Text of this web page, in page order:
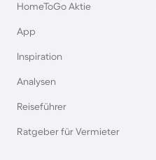
Hausboote auf Usedom
Hausboote in Italien
HomeToGo Aktie
App
Inspiration
Analysen
Reiseführer
Ratgeber für Vermieter